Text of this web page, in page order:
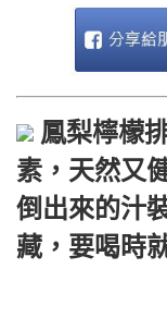
鳳梨檸檬
素，天然又
倒出來的汁
藏，要喝時